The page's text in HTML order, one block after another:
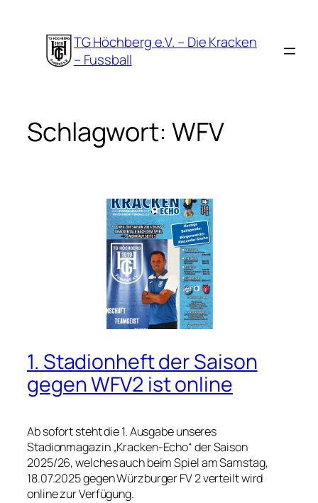
springen
TG Höchberg e.V. – Die Kracken
– Fussball
Schlagwort: WFV
1. Stadionheft der Saison
gegen WFV2 ist online
Ab sofort steht die 1. Ausgabe unseres
Stadionmagazin „Kracken-Echo“ der Saison
2025/26, welches auch beim Spiel am Samstag,
18.07.2025 gegen Würzburger FV 2 verteilt wird
online zur Verfügung.